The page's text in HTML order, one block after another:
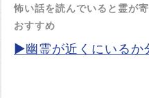
怖い話を読んでいると霊が
おすすめ
▶幽霊が近くにいるか